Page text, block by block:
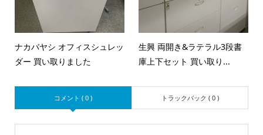
ナカバヤシ オフィスシュレッ
ダー 買い取りました
生興 両開き&ラテラル3段書
庫上下セット 買い取り...
コメント ( 0 ) トラックバック ( 0 )